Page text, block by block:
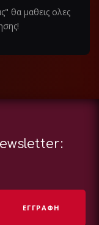
θα μαθεις ολες